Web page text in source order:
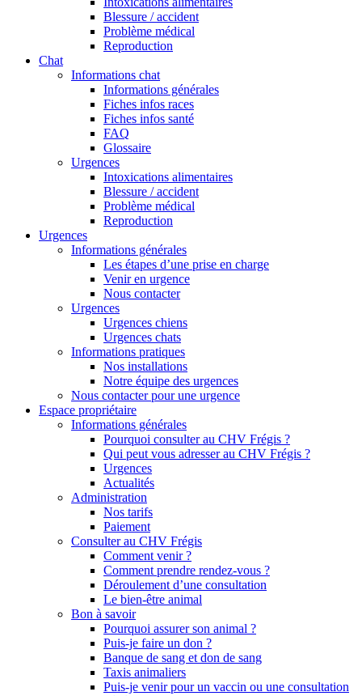
Blessure / accident
Problème médical
Reproduction
Chat
Informations chat
Informations générales
Fiches infos races
Fiches infos santé
FAQ
Glossaire
Urgences
Intoxications alimentaires
Blessure / accident
Problème médical
Reproduction
Urgences
Informations générales
Les étapes d’une prise en charge
Venir en urgence
Nous contacter
Urgences
Urgences chiens
Urgences chats
Informations pratiques
Nos installations
Notre équipe des urgences
Nous contacter pour une urgence
Espace propriétaire
Informations générales
Pourquoi consulter au CHV Frégis ?
Qui peut vous adresser au CHV Frégis ?
Urgences
Actualités
Administration
Nos tarifs
Paiement
Consulter au CHV Frégis
Comment venir ?
Comment prendre rendez-vous ?
Déroulement d’une consultation
Le bien-être animal
Bon à savoir
Pourquoi assurer son animal ?
Puis-je faire un don ?
Banque de sang et don de sang
Taxis animaliers
Puis-je venir pour un vaccin ou une consultation